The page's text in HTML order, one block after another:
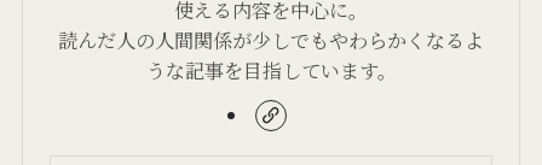
使える内容を中心に。
読んだ人の人間関係が少しでもやわらかくなるよ
うな記事を目指しています。